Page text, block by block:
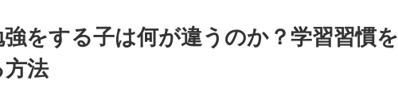
をする子は何が違うのか？学習習慣を
法